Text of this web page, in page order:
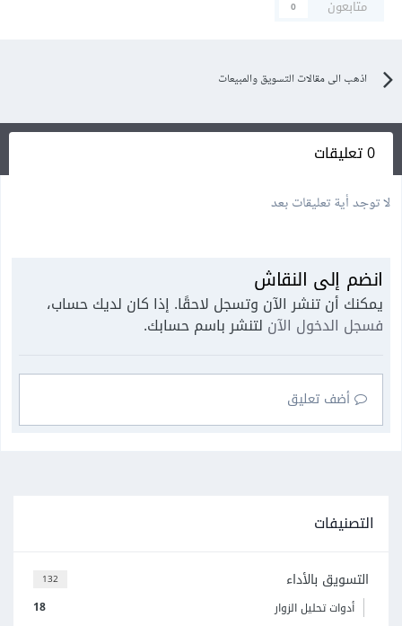
متابعون 0
اذهب الى مقالات التسويق والمبيعات
0 تعليقات
لا توجد أية تعليقات بعد
انضم إلى النقاش
يمكنك أن تنشر الآن وتسجل لاحقًا. إذا كان لديك حساب،
فسجل الدخول الآن لتنشر باسم حسابك.
أضف تعليق
التصنيفات
132 التسويق بالأداء
18 أدوات تحليل الزوار